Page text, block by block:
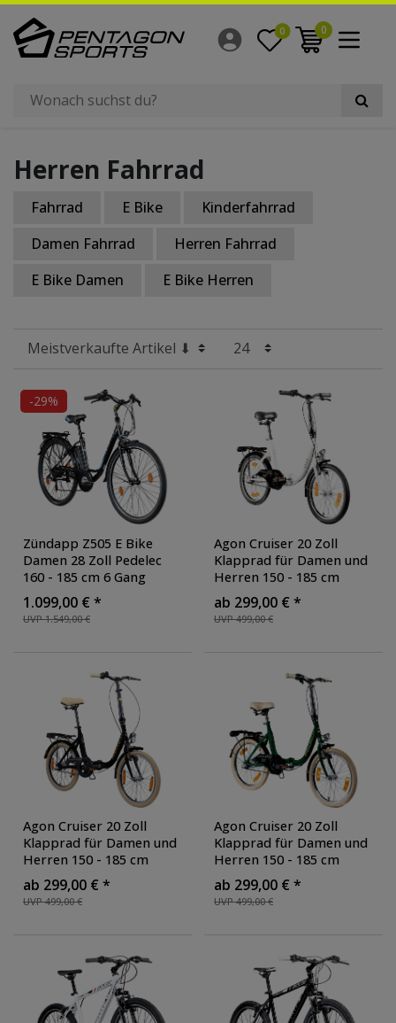
0 0
Filter
×
Rahmengröße
Hersteller
Bauart Rahmen
Material Rahmen
Federweg
Grundfarbe
Radgröße
Herren Fahrrad
Fahrrad E Bike
Kinderfahrrad
Damen Fahrrad
Herren Fahrrad
E Bike Damen
E Bike Herren
-29%
Zündapp Z505 E Bike
Damen 28 Zoll Pedelec
160 - 185 cm 6 Gang
Damenfahrrad E Fahrrad
Hollandrad mit Licht
Farbe: schwarz/blau
UVP 1.549,00 €
1.099,00 € *
Agon Cruiser 20 Zoll
Klapprad für Damen und
Herren 150 - 185 cm
Klappfahrrad Faltrad
StVZO Faltfahrrad
Erwachsene tiefer
UVP 499,00 €
ab 299,00 € *
Agon Cruiser 20 Zoll
Klapprad für Damen und
Herren 150 - 185 cm
Klappfahrrad Faltrad
StVZO Faltfahrrad
Erwachsene tiefer
UVP 499,00 €
ab 299,00 € *
Agon Cruiser 20 Zoll
Klapprad für Damen und
Herren 150 - 185 cm
Klappfahrrad Faltrad
StVZO Faltfahrrad
Erwachsene tiefer
UVP 499,00 €
ab 299,00 € *